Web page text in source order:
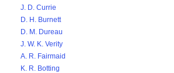
J. D. Currie
D. H. Burnett
D. M. Dureau
J. W. K. Verity
A. R. Fairmaid
K. R. Botting